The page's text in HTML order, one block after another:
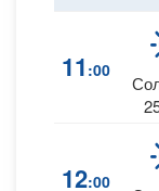
11 :00
12:00